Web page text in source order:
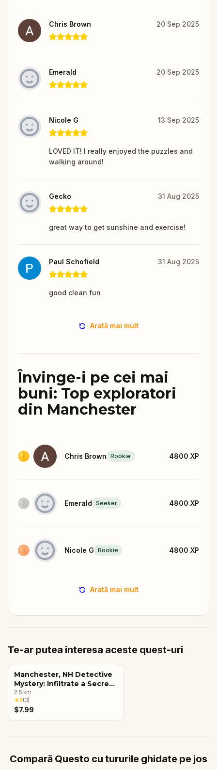
Chris Brown 20 Sep 2025
Emerald 20 Sep 2025
Nicole G 13 Sep 2025
LOVED IT! I really enjoyed the puzzles and
walking around!
Gecko 31 Aug 2025
great way to get sunshine and exercise!
Paul Schofield 31 Aug 2025
good clean fun
Arată mai mult
Învinge-i pe cei mai
buni: Top exploratori
din Manchester
Chris Brown Rookie 4800 XP
Emerald Seeker 4800 XP
Nicole G Rookie 4800 XP
Arată mai mult
Te-ar putea interesa aceste quest-uri
Manchester, NH Detective
Mystery: Infiltrate a Secret
Society!
2.5 km
★5(3)
$7.99
Compară Questo cu tururile ghidate pe jos